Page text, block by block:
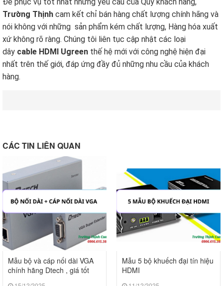
Trường Thịnh cam kết chỉ bán hàng chất lượng chính hãng và
nói không với những sản phẩm kém chất lượng, Hàng hóa xuất
xứ không rõ ràng. Chúng tôi liên tục cập nhật các loại
dây cable HDMI Ugreen thế hệ mới với công nghệ hiện đại
nhất trên thế giới, đáp ứng đầy đủ những nhu cầu của khách
hàng.
CÁC TIN LIÊN QUAN
Mẫu bộ và cáp nối dài VGA
chính hãng Dtech , giá tốt
Mẫu 5 bộ khuếch đại tín hiệu
HDMI